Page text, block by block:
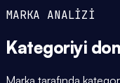
MARKA ANALİZİ
Kategoriyi